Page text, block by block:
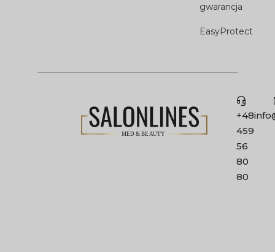
gwarancja
EasyProtect
+48
459
56
80
80